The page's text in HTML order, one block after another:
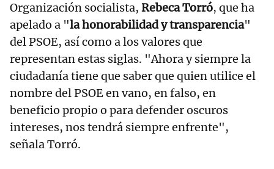
Organización socialista, Rebeca Torró, que ha
apelado a "la honorabilidad y transparencia"
del PSOE, así como a los valores que
representan estas siglas. "Ahora y siempre la
ciudadanía tiene que saber que quien utilice el
nombre del PSOE en vano, en falso, en
beneficio propio o para defender oscuros
intereses, nos tendrá siempre enfrente",
señala Torró.